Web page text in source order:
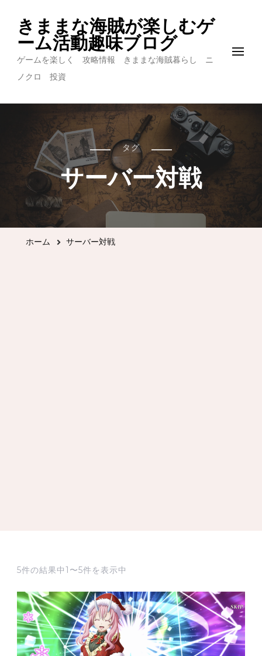
きままな海賊が楽しむゲ
ーム活動趣味ブログ
ゲームを楽しく 攻略情報 きままな海賊暮らし ニ
ノクロ 投資
タグ
サーバー対戦
ホーム サーバー対戦
5件の結果中1〜5件を表示中